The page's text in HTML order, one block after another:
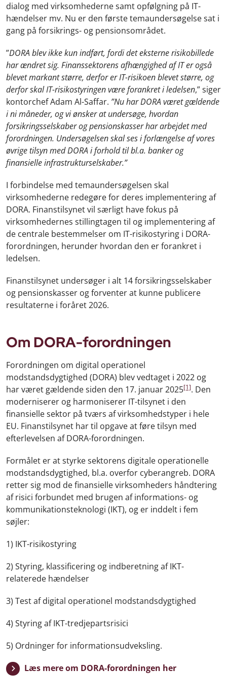
dialog med virksomhederne samt opfølgning på IT-
hændelser mv. Nu er den første temaundersøgelse sat i
gang på forsikrings- og pensionsområdet.
”DORA blev ikke kun indført, fordi det eksterne risikobillede
har ændret sig. Finanssektorens afhængighed af IT er også
blevet markant større, derfor er IT-risikoen blevet større, og
derfor skal IT-risikostyringen være forankret i ledelsen,” siger
kontorchef Adam Al-Saffar. ”Nu har DORA været gældende
i ni måneder, og vi ønsker at undersøge, hvordan
forsikringsselskaber og pensionskasser har arbejdet med
forordningen. Undersøgelsen skal ses i forlængelse af vores
øvrige tilsyn med DORA i forhold til bl.a. banker og
finansielle infrastrukturselskaber.”
I forbindelse med temaundersøgelsen skal
virksomhederne redegøre for deres implementering af
DORA. Finanstilsynet vil særligt have fokus på
virksomhedernes stillingtagen til og implementering af
de centrale bestemmelser om IT-risikostyring i DORA-
forordningen, herunder hvordan den er forankret i
ledelsen.
Finanstilsynet undersøger i alt 14 forsikringsselskaber
og pensionskasser og forventer at kunne publicere
resultaterne i foråret 2026.
Om DORA-forordningen
Forordningen om digital operationel
modstandsdygtighed (DORA) blev vedtaget i 2022 og
har været gældende siden den 17. januar 2025[1]. Den
moderniserer og harmoniserer IT-tilsynet i den
finansielle sektor på tværs af virksomhedstyper i hele
EU. Finanstilsynet har til opgave at føre tilsyn med
efterlevelsen af DORA-forordningen.
Formålet er at styrke sektorens digitale operationelle
modstandsdygtighed, bl.a. overfor cyberangreb. DORA
retter sig mod de finansielle virksomheders håndtering
af risici forbundet med brugen af informations- og
kommunikationsteknologi (IKT), og er inddelt i fem
søjler:
1) IKT-risikostyring
2) Styring, klassificering og indberetning af IKT-
relaterede hændelser
3) Test af digital operationel modstandsdygtighed
4) Styring af IKT-tredjepartsrisici
5) Ordninger for informationsudveksling.
Læs mere om DORA-forordningen her